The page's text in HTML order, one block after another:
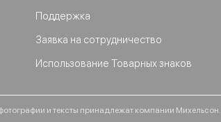
Поддержка
Заявка на сотрудничество
Использование Товарных знаков
и тексты принадлежат компании Михельсон.